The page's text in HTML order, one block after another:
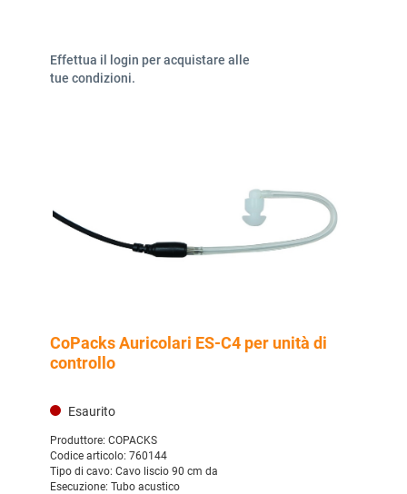
Effettua il login per acquistare alle
tue condizioni.
CoPacks Auricolari ES-C4 per unità di
controllo
Esaurito
Produttore: COPACKS
Codice articolo: 760144
Tipo di cavo: Cavo liscio 90 cm da
Esecuzione: Tubo acustico